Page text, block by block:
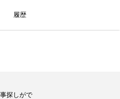
履歴
探しがで